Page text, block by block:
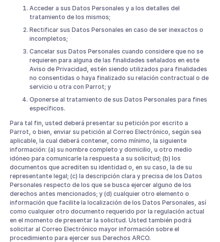
Acceder a sus Datos Personales y a los detalles del
tratamiento de los mismos;
Rectificar sus Datos Personales en caso de ser inexactos o
incompletos;
Cancelar sus Datos Personales cuando considere que no se
requieren para alguna de las finalidades señalados en este
Aviso de Privacidad, estén siendo utilizados para finalidades
no consentidas o haya finalizado su relación contractual o de
servicio u otra con Parrot; y
Oponerse al tratamiento de sus Datos Personales para fines
específicos.
Para tal fin, usted deberá presentar su petición por escrito a
Parrot, o bien, enviar su petición al Correo Electrónico, según sea
aplicable, la cual deberá contener, como mínimo, la siguiente
información: (a) su nombre completo y domicilio, u otro medio
idóneo para comunicarle la respuesta a su solicitud; (b) los
documentos que acrediten su identidad o, en su caso, la de su
representante legal; (c) la descripción clara y precisa de los Datos
Personales respecto de los que se busca ejercer alguno de los
derechos antes mencionados; y (d) cualquier otro elemento o
información que facilite la localización de los Datos Personales, así
como cualquier otro documento requerido por la regulación actual
en el momento de presentar la solicitud. Usted también podrá
solicitar al Correo Electrónico mayor información sobre el
procedimiento para ejercer sus Derechos ARCO.